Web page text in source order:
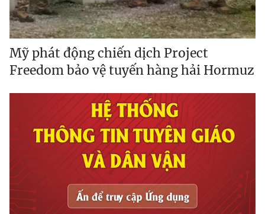
Mỹ phát động chiến dịch Project
Freedom bảo vệ tuyến hàng hải Hormuz